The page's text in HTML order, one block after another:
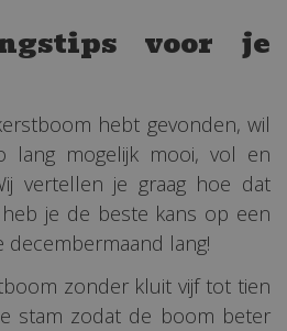
voor je
hebt gevonden, wil
lang mogelijk mooi, vol en
vertellen je graag hoe dat
je de beste kans op een
lang!
zonder kluit vijf tot tien
stam zodat de boom beter